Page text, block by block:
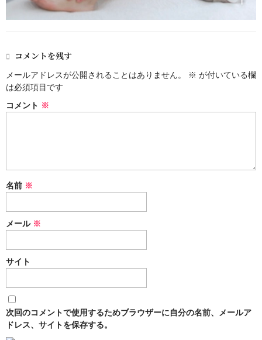
コメントを残す
メールアドレスが公開されることはありません。 ※ が付いている欄
は必須項目です
コメント ※
名前 ※
メール ※
サイト
次回のコメントで使用するためブラウザーに自分の名前、メールア
ドレス、サイトを保存する。